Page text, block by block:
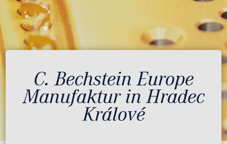
C. Bechstein Europe
Manufaktur in Hradec
Králové